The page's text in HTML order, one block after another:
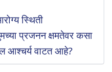
स्थिती
प्रजनन क्षमतेवर कसा
आश्चर्य वाटत आहे?